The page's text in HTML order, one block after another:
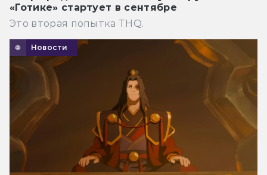
«Готике» стартует в сентябре
Это вторая попытка THQ.
Новости